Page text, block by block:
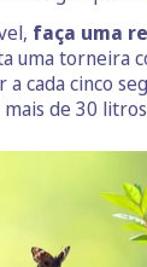
faça uma
uma torneira
a cada cinco
de 30